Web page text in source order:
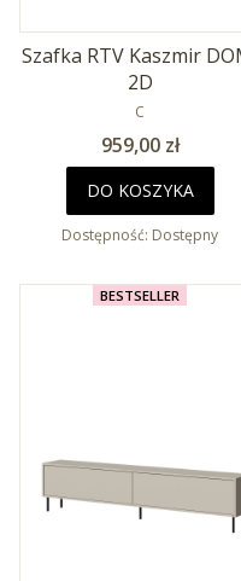
Szafka RTV Kaszmir
2D
PRODUCENT
C
Cena
959,00 zł
DO KOSZYKA
Dostępność: Dostępny
BESTSELLER